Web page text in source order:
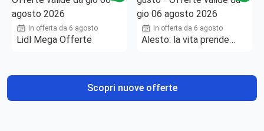
In offerta da 6 agosto
Lidl Mega Offerte
In offerta da 6 agosto
Alesto: la vita prende
Scopri nuove offerte